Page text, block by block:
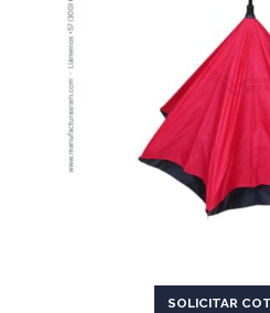
VER
SOLICITAR